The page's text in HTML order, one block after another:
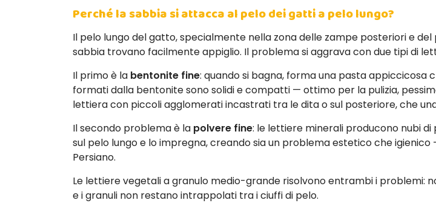
Perché la sabbia si attacca al pelo dei gatti a pelo lungo?
Il pelo lungo del gatto, specialmente nella zona delle zampe posteriori e
sabbia trovano facilmente appiglio. Il problema si aggrava con due tipi di
Il primo è la bentonite fine: quando si bagna, forma una pasta appiccicosa
formati dalla bentonite sono solidi e compatti — ottimo per la pulizia,
lettiera con piccoli agglomerati incastrati tra le dita o sul posteriore, che
Il secondo problema è la polvere fine: le lettiere minerali producono nubi
sul pelo lungo e lo impregna, creando sia un problema estetico che
Persiano.
Le lettiere vegetali a granulo medio-grande risolvono entrambi i problemi:
e i granuli non restano intrappolati tra i ciuffi di pelo.